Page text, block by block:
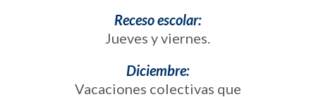
Receso escolar:
Jueves y viernes.
Diciembre:
Vacaciones colectivas que